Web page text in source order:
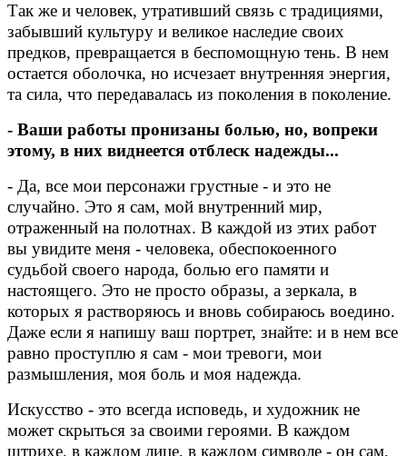
Так же и человек, утративший связь с традициями,
забывший культуру и великое наследие своих
предков, превращается в беспомощную тень. В нем
остается оболочка, но исчезает внутренняя энергия,
та сила, что передавалась из поколения в поколение.
- Ваши работы пронизаны болью, но, вопреки
этому, в них виднеется отблеск надежды...
- Да, все мои персонажи грустные - и это не
случайно. Это я сам, мой внутренний мир,
отраженный на полотнах. В каждой из этих работ
вы увидите меня - человека, обеспокоенного
судьбой своего народа, болью его памяти и
настоящего. Это не просто образы, а зеркала, в
которых я растворяюсь и вновь собираюсь воедино.
Даже если я напишу ваш портрет, знайте: и в нем все
равно проступлю я сам - мои тревоги, мои
размышления, моя боль и моя надежда.
Искусство - это всегда исповедь, и художник не
может скрыться за своими героями. В каждом
штрихе, в каждом лице, в каждом символе - он сам,